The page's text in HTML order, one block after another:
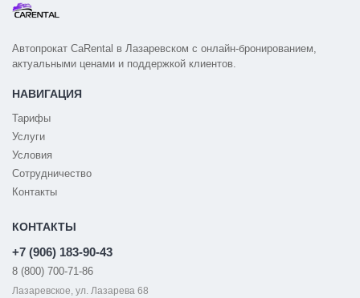
Автопрокат CaRental в Лазаревском с онлайн-бронированием,
актуальными ценами и поддержкой клиентов.
НАВИГАЦИЯ
Тарифы
Услуги
Условия
Сотрудничество
Контакты
КОНТАКТЫ
+7 (906) 183-90-43
8 (800) 700-71-86
Лазаревское, ул. Лазарева 68